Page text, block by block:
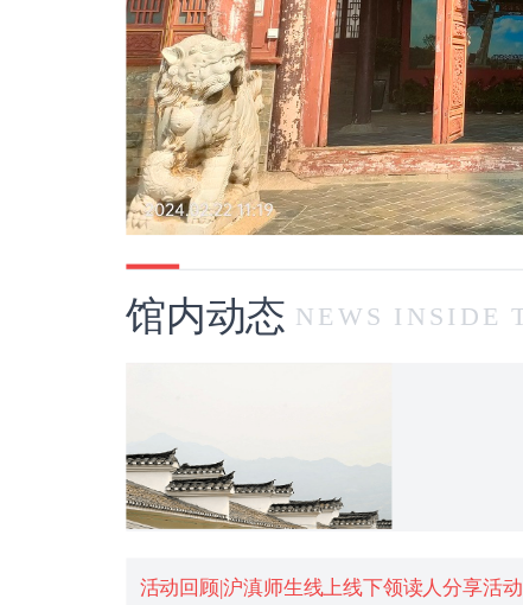
馆内动态 NEWS INSIDE
活动回顾|沪滇师生线上线下领读人分享活动